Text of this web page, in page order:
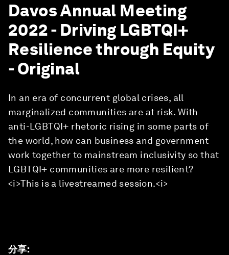
Davos Annual Meeting
2022 - Driving LGBTQI+
Resilience through Equity
- Original
In an era of concurrent global crises, all
marginalized communities are at risk. With
anti-LGBTQI+ rhetoric rising in some parts of
the world, how can business and government
work together to mainstream inclusivity so that
LGBTQI+ communities are more resilient?
<i>This is a livestreamed session.<i>
分享: